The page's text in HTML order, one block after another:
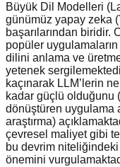
Büyük Dil Modelleri
günümüz yapay zeka
başarılarından biridir.
popüler
dilini anlama ve
yetenek
kaçınarak LLM’lerin
kadar güçlü olduğunu
dönüştüren uygulama
araştırma)
çevresel maliyet gibi
bu devrim
önemini